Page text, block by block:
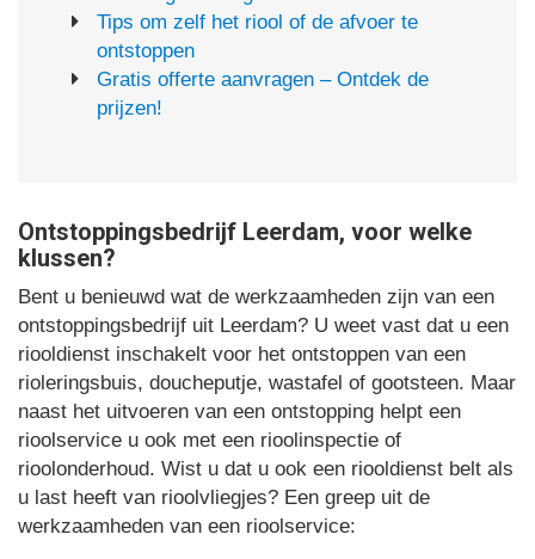
Tips om zelf het riool of de afvoer te
ontstoppen
Gratis offerte aanvragen – Ontdek de
prijzen!
Ontstoppingsbedrijf Leerdam, voor welke
klussen?
Bent u benieuwd wat de werkzaamheden zijn van een
ontstoppingsbedrijf uit Leerdam? U weet vast dat u een
riooldienst inschakelt voor het ontstoppen van een
rioleringsbuis, doucheputje, wastafel of gootsteen. Maar
naast het uitvoeren van een ontstopping helpt een
rioolservice u ook met een rioolinspectie of
rioolonderhoud. Wist u dat u ook een riooldienst belt als
u last heeft van rioolvliegjes? Een greep uit de
werkzaamheden van een rioolservice: